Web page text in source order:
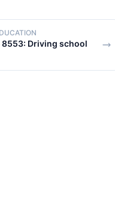
8553: Driving school